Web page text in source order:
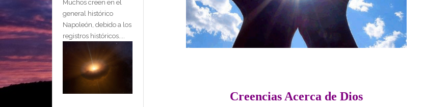
Creencias Acerca de Dios
Muchos creen en el
general histórico
Napoleón, debido a los
registros históricos....